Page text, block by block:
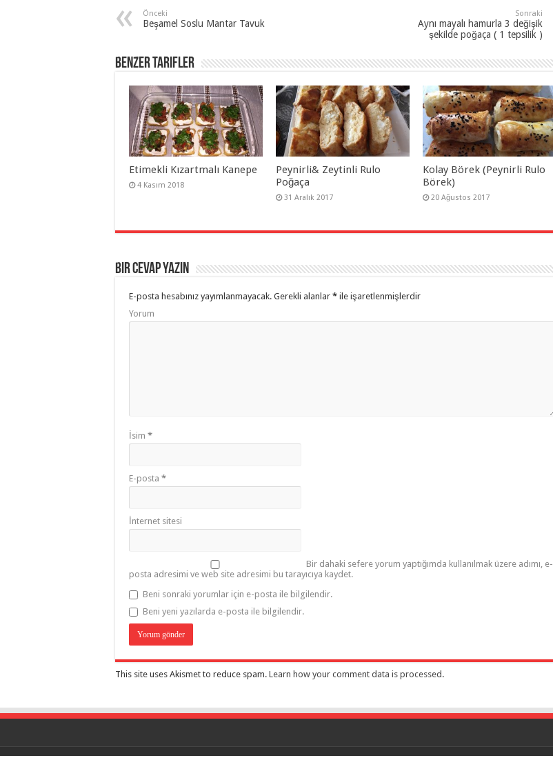
Önceki
Beşamel Soslu Mantar Tavuk
Sonraki
Aynı mayalı hamurla 3 değişik
şekilde poğaça ( 1 tepsilik )
Benzer Tarifler
Etimekli Kızartmalı Kanepe
4 Kasım 2018
Peynirli& Zeytinli Rulo
Poğaça
31 Aralık 2017
Kolay Börek (Peynirli Rulo
Börek)
20 Ağustos 2017
Bir cevap yazın
E-posta hesabınız yayımlanmayacak. Gerekli alanlar * ile işaretlenmişlerdir
Yorum
İsim *
E-posta *
İnternet sitesi
Bir dahaki sefere yorum yaptığımda kullanılmak üzere adımı, e-
posta adresimi ve web site adresimi bu tarayıcıya kaydet.
Beni sonraki yorumlar için e-posta ile bilgilendir.
Beni yeni yazılarda e-posta ile bilgilendir.
This site uses Akismet to reduce spam. Learn how your comment data is processed .